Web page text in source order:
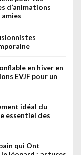
d’animations
en hiver en
EVJF pour un
idéal du
essentiel des
qui Ont